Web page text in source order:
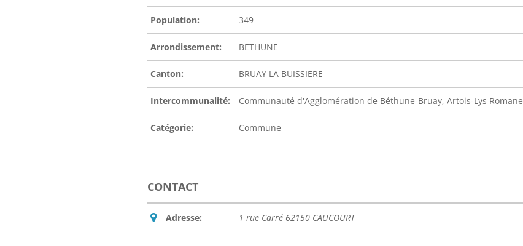
Population: 349
Arrondissement: BETHUNE
Canton: BRUAY LA BUISSIERE
Intercommunalité: Communauté d'Agglomération de Béthune-Bruay, Artois-Lys Romane
Catégorie: Commune
CONTACT
Adresse: 1 rue Carré 62150 CAUCOURT